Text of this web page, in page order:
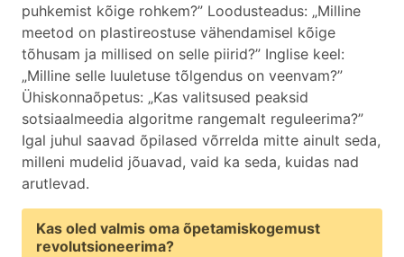
puhkemist kõige rohkem?” Loodusteadus: „Milline
meetod on plastireostuse vähendamisel kõige
tõhusam ja millised on selle piirid?” Inglise keel:
„Milline selle luuletuse tõlgendus on veenvam?”
Ühiskonnaõpetus: „Kas valitsused peaksid
sotsiaalmeedia algoritme rangemalt reguleerima?”
Igal juhul saavad õpilased võrrelda mitte ainult seda,
milleni mudelid jõuavad, vaid ka seda, kuidas nad
arutlevad.
Kas oled valmis oma õpetamiskogemust
revolutsioneerima?